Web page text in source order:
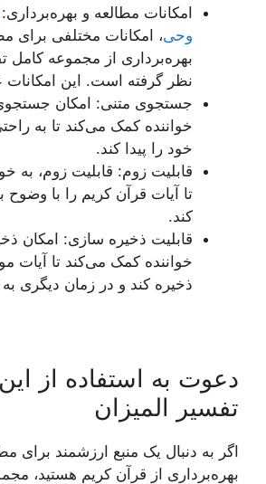
امکانات مطالعه و بهره‌برداری:
وحی، امکانات مختلفی برای
بهره‌برداری از مجموعه کامل
نظر گرفته است. این امکانات
جستجوی متنی: امکان
خواننده کمک می‌کند تا به
خود را پیدا کند.
قابلیت زوم: قابلیت زوم، به
تا آیات قرآن کریم را با
کند.
قابلیت ذخیره سازی: امکان
خواننده کمک می‌کند تا آیات
ذخیره کند و در زمان دیگری
دعوت به استفاده از
تفسیر المیزان
اگر به دنبال یک منبع ارزشمند برای
بهره‌برداری از قرآن کریم هستید،